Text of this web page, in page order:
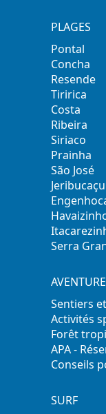
PLAGES
Pontal
Concha
Resende
Tiririca
Costa
Ribeira
Siriaco
Prainha
São José
Jeribucaçu
Serra
Sentiers
Activités
Forêt
APA -
Conseils
SURF